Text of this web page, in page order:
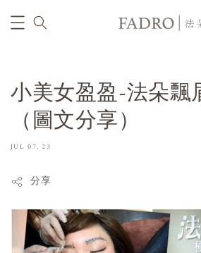
小美女盈盈-法朵飄
（圖文分享）
JUL 07, 23
分享